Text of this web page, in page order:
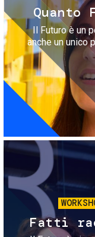
Quanto
Il Futuro è un
anche un unico
Fatti